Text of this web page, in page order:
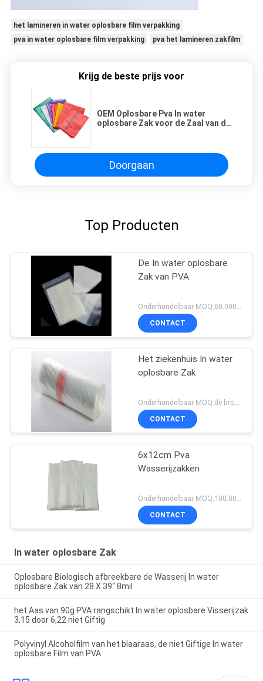
het lamineren in water oplosbare film verpakking
pva in water oplosbare film verpakking
pva het lamineren zakfilm
Krijg de beste prijs voor
OEM Oplosbare Pva In water
oplosbare Zak voor de Zaal van de
Doorgaan
Top Producten
De In water oplosbare
Zak van PVA
Onderhandelbaar MOQ:60.000 stukken of overeen te komen
CONTACT
Het ziekenhuis In water
oplosbare Zak
CONTACT
6x12cm Pva
Wasserijzakken
CONTACT
In water oplosbare Zak
Oplosbare Biologisch afbreekbare de Wasserij In water
oplosbare Zak van 28 X 39“ 8mil
het Aas van 90g PVA rangschikt In water oplosbare Visserijzak
3,15 door 6,22 niet Giftig
Polyvinyl Alcoholfilm van het blaaraas, de niet Giftige In water
oplosbare Film van PVA